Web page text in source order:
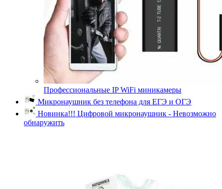
Профессиональные IP WiFi миникамеры
Микронаушник без телефона для ЕГЭ и ОГЭ
Новинка!!! Цифровой микронаушник - Невозможно
обнаружить